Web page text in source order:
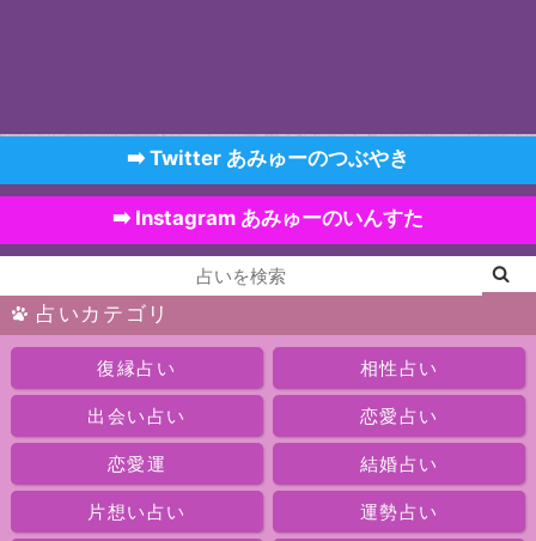
➡️ Twitter あみゅーのつぶやき
➡️ Instagram あみゅーのいんすた
占いカテゴリ
復縁占い 相性占い
出会い占い 恋愛占い
恋愛運 結婚占い
片想い占い 運勢占い